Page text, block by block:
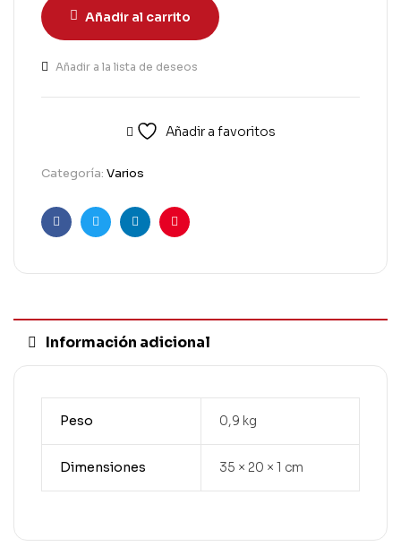
Añadir al carrito
Añadir a la lista de deseos
Añadir a favoritos
Categoría: Varios
FacebookTwitterLinkedinPinterest
Información adicional
Peso 0,9 kg
Dimensiones 35 × 20 × 1 cm